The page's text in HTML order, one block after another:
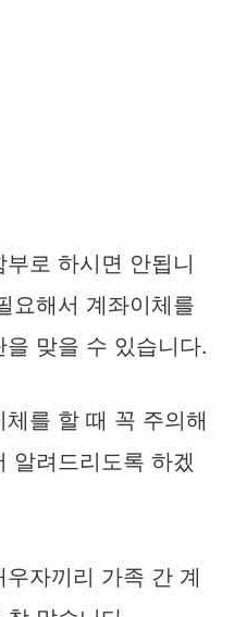
로 하시면 안됩니
요해서 계좌이체를
맞을 수 있습니다.
를 할 때 꼭 주의해
알려드리도록 하겠
자끼리 가족 간 계